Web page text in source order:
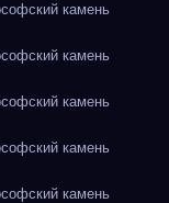
камень
камень
камень
камень
камень